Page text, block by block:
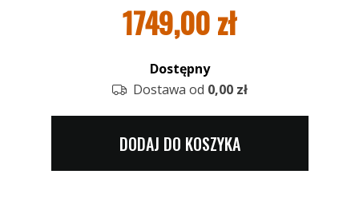
1749,00zł
Dostępny
Dostawa od 0,00 zł
DODAJ DO KOSZYKA